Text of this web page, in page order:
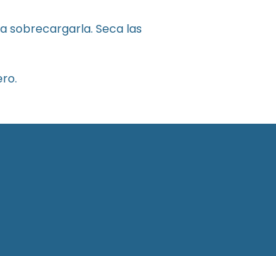
sobrecargarla. Seca las